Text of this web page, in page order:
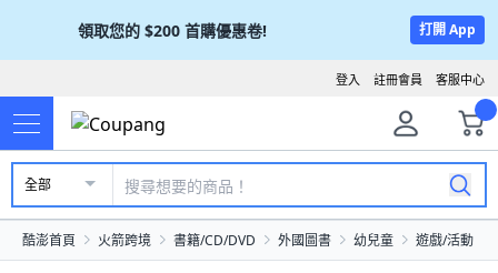
領取您的 $200 首購優惠卷! 打開 App
客服中心
註冊會員
登入
全部
酷澎首頁 火箭跨境 書籍/CD/DVD 外國圖書 幼兒童 遊戲/活動